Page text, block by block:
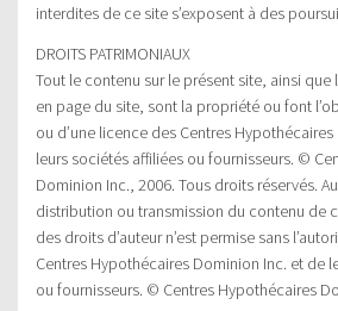
interdites de ce site s’exposent à des
DROITS PATRIMONIAUX
Tout le contenu sur le présent site, ainsi que
en page du site, sont la propriété ou font
ou d’une licence des Centres
leurs sociétés affiliées ou fournisseurs. ©
Dominion Inc., 2006. Tous droits réservés.
distribution ou transmission du contenu de
des droits d’auteur n’est permise sans
Centres Hypothécaires Dominion Inc. et de
ou fournisseurs. © Centres Hypothécaires